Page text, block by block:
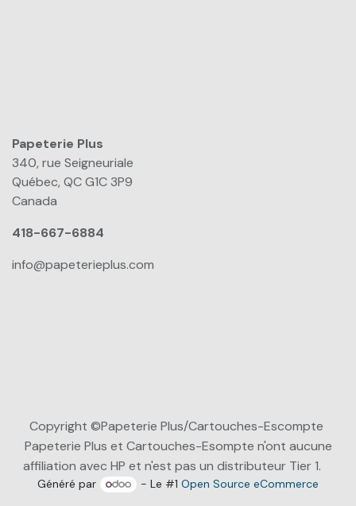
Papeterie Plus​
340, rue Seigneuriale
Québec, QC G1C 3P9
Canada
418-667-6884
info@papeterieplus.com
Copyright ©Papeterie Plus/Cartouches-Escompte
Papeterie Plus et Cartouches-Esompte n'ont aucune
affiliation avec HP et n'est pas un distributeur Tier 1.
Généré par - Le #1Open Source eCommerce